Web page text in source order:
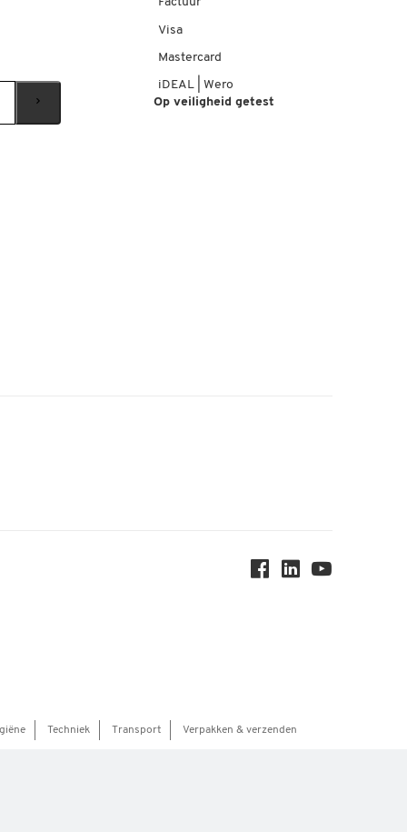
Visa
Mastercard
iDEAL | Wero
Op veiligheid getest
Techniek Transport Verpakken & verzenden